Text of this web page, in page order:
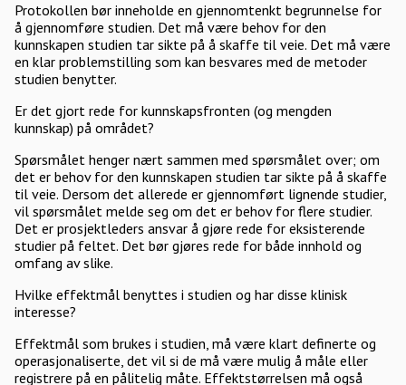
Protokollen bør inneholde en gjennomtenkt begrunnelse for
å gjennomføre studien. Det må være behov for den
kunnskapen studien tar sikte på å skaffe til veie. Det må være
en klar problemstilling som kan besvares med de metoder
studien benytter.
Er det gjort rede for kunnskapsfronten (og mengden
kunnskap) på området?
Spørsmålet henger nært sammen med spørsmålet over; om
det er behov for den kunnskapen studien tar sikte på å skaffe
til veie. Dersom det allerede er gjennomført lignende studier,
vil spørsmålet melde seg om det er behov for flere studier.
Det er prosjektleders ansvar å gjøre rede for eksisterende
studier på feltet. Det bør gjøres rede for både innhold og
omfang av slike.
Hvilke effektmål benyttes i studien og har disse klinisk
interesse?
Effektmål som brukes i studien, må være klart definerte og
operasjonaliserte, det vil si de må være mulig å måle eller
registrere på en pålitelig måte. Effektstørrelsen må også